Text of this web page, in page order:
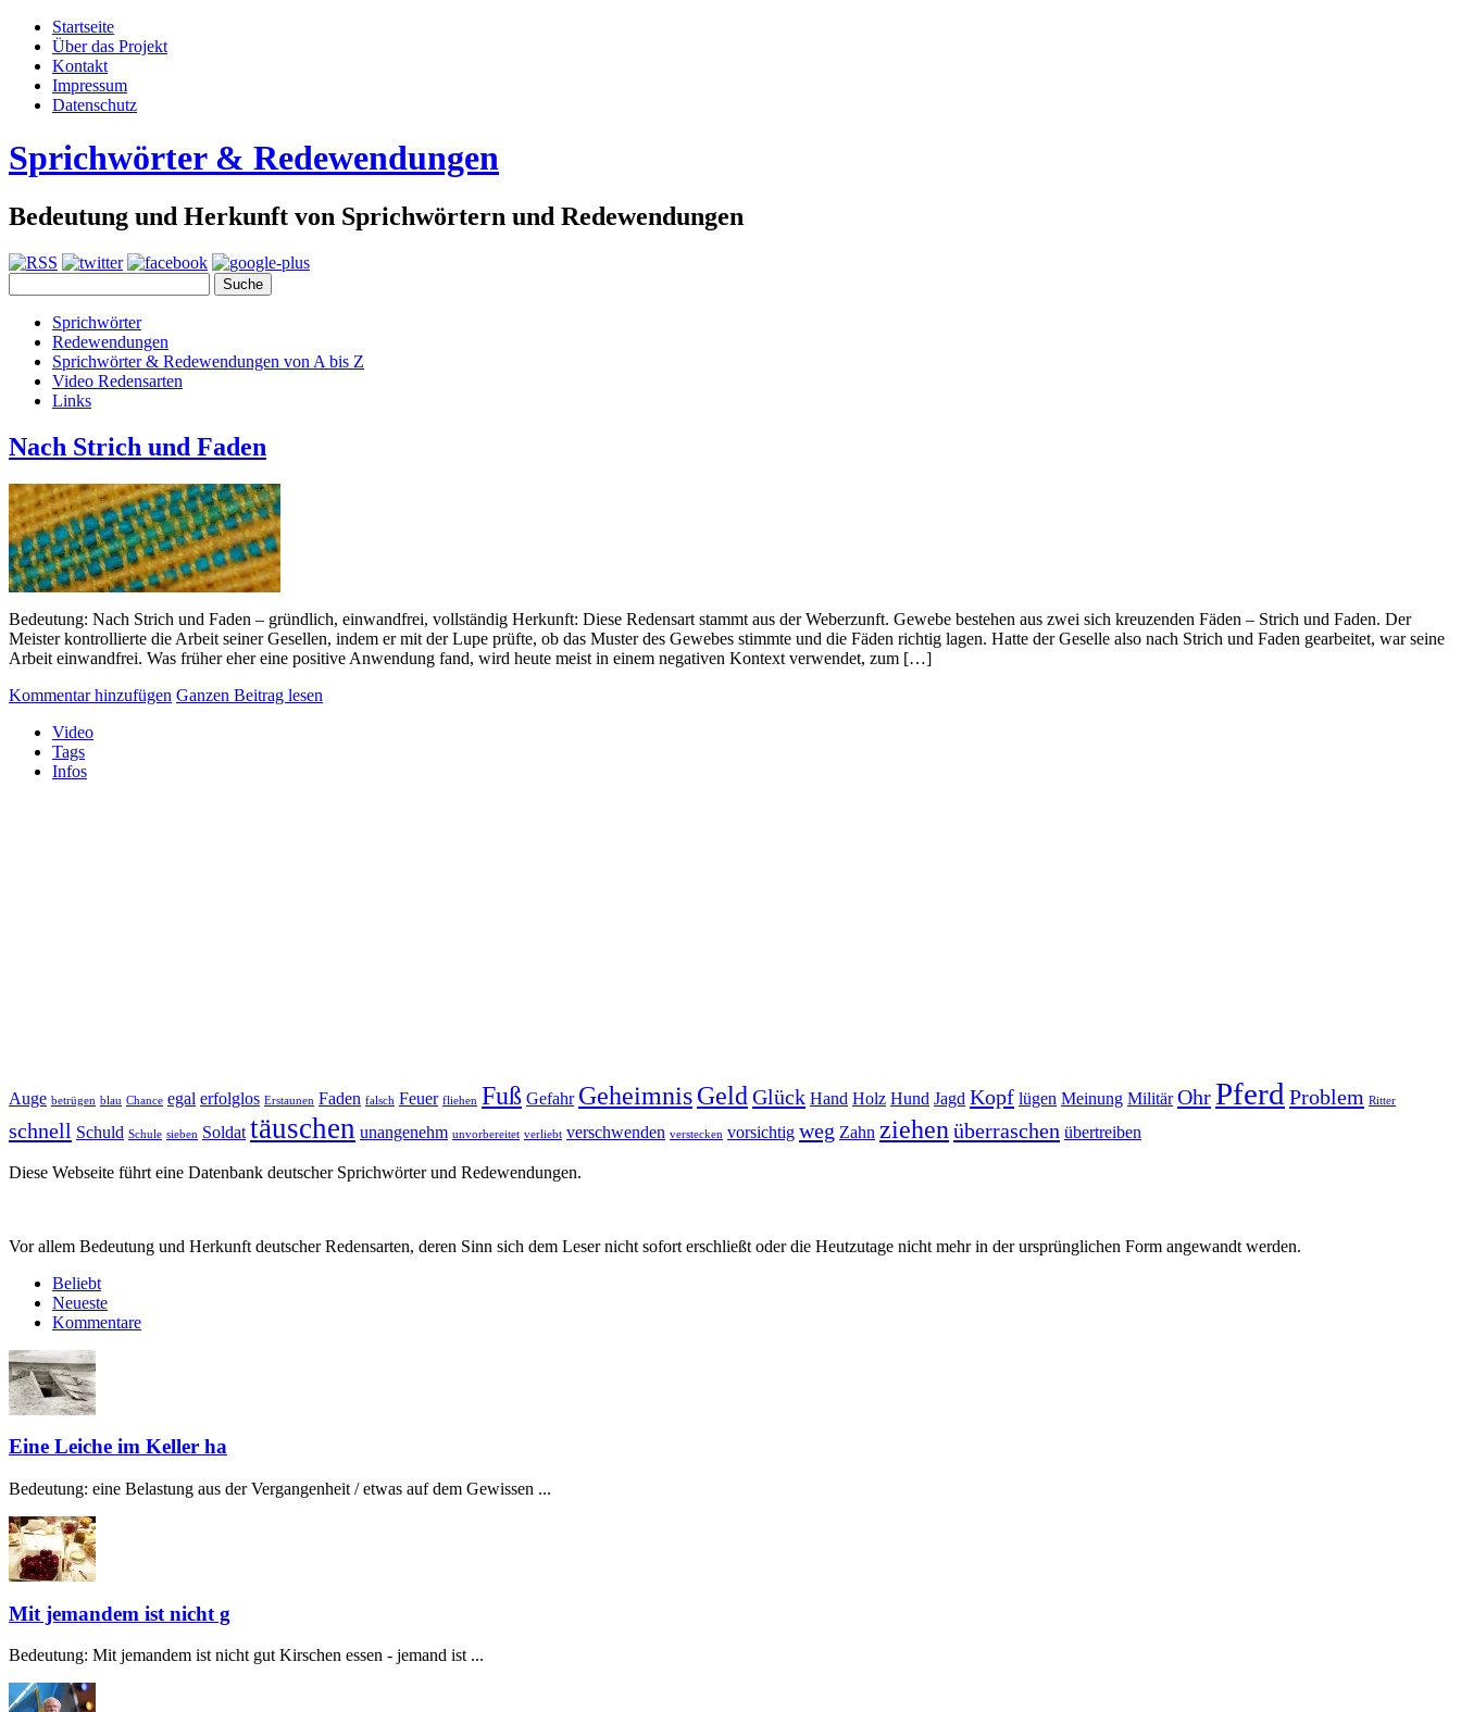
Startseite
Über das Projekt
Kontakt
Impressum
Datenschutz
Sprichwörter & Redewendungen
Bedeutung und Herkunft von Sprichwörtern und Redewendungen
Sprichwörter
Redewendungen
Sprichwörter & Redewendungen von A bis Z
Video Redensarten
Links
Nach Strich und Faden
Bedeutung: Nach Strich und Faden – gründlich, einwandfrei, vollständig Herkunft: Diese Redensart stammt aus der Weberzunft. Gewebe bestehen aus zwei sich kreuzenden Fäden – Strich und Faden. Der
Meister kontrollierte die Arbeit seiner Gesellen, indem er mit der Lupe prüfte, ob das Muster des Gewebes stimmte und die Fäden richtig lagen. Hatte der Geselle also nach Strich und Faden gearbeitet, war seine
Arbeit einwandfrei. Was früher eher eine positive Anwendung fand, wird heute meist in einem negativen Kontext verwendet, zum […]
Kommentar hinzufügen Ganzen Beitrag lesen
Video
Tags
Infos
Auge betrügen blau Chance egal erfolglos Erstaunen Faden falsch Feuer fliehen Fuß Gefahr GeheimnisGeld Glück Hand Holz Hund Jagd Kopf lügen Meinung Militär OhrPferd Problem Ritter
schnell Schuld Schule sieben Soldat täuschen unangenehm unvorbereitet verliebt verschwenden verstecken vorsichtig weg Zahn ziehen überraschen übertreiben
Diese Webseite führt eine Datenbank deutscher Sprichwörter und Redewendungen.
Vor allem Bedeutung und Herkunft deutscher Redensarten, deren Sinn sich dem Leser nicht sofort erschließt oder die Heutzutage nicht mehr in der ursprünglichen Form angewandt werden.
Beliebt
Neueste
Kommentare
Eine Leiche im Keller ha
Bedeutung: eine Belastung aus der Vergangenheit / etwas auf dem Gewissen ...
Mit jemandem ist nicht g
Bedeutung: Mit jemandem ist nicht gut Kirschen essen - jemand ist ...